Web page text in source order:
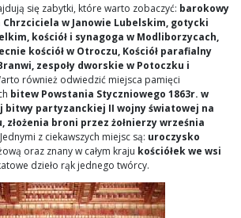
się zabytki, które warto zobaczyć: barokowy
Chrzciciela w Janowie Lubelskim, gotycki
kościół i synagoga w Modliborzycach,
kościół w Otroczu, Kościół parafialny
zespoły dworskie w Potoczku i
również odwiedzić miejsca pamięci
bitew Powstania Styczniowego 1863r. w
bitwy partyzanckiej II wojny światowej na
złożenia broni przez żołnierzy września
z ciekawszych miejsc są: uroczysko
oraz znany w całym kraju kościółek we wsi
dzieło rąk jednego twórcy.